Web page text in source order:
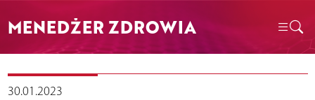
MENEDŻER ZDROWIA
30.01.2023